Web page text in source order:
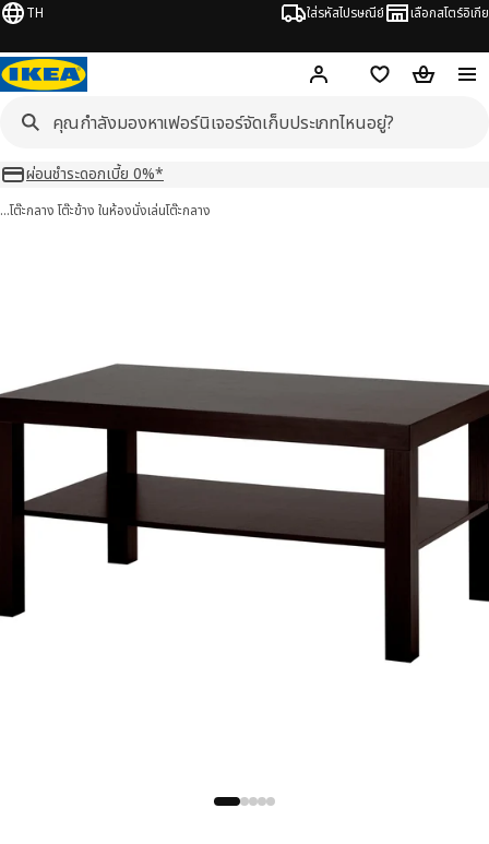
TH ใส่รหัสไปรษณีย์ เลือกสโตร์อิเกีย
Hej! เข้าสู่ระบบ หรือ ลงทะเ
ช้อปปิ้งลิสต์ตะกร้าสินค้
ผ่อนชำระดอกเบี้ย 0%*
…โต๊ะกลาง โต๊ะข้าง ในห้องนั่งเล่นโต๊ะกลาง